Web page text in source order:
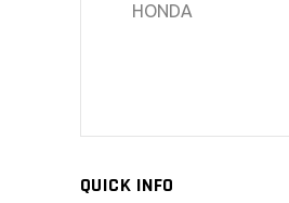
HONDA
QUICK INFO